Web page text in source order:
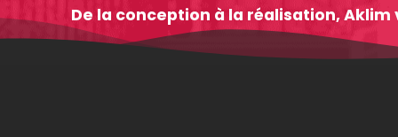
De la conception à la réalisation,